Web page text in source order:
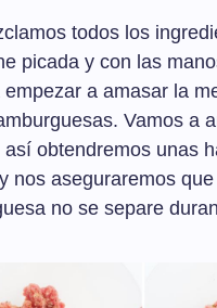
todos los
picada y con las
empezar a amasar la
Vamos a
así obtendremos unas
nos aseguraremos
no se separe